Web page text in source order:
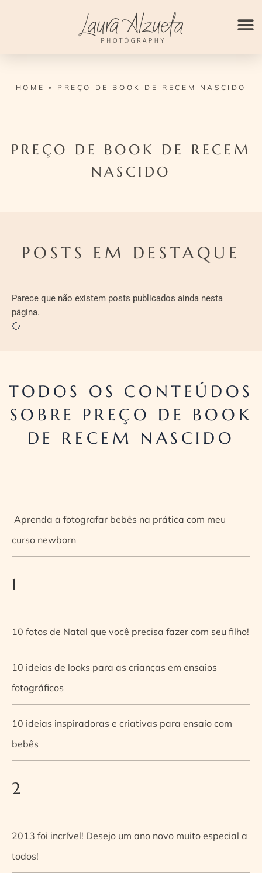
HOME » PREÇO DE BOOK DE RECEM NASCIDO
PREÇO DE BOOK DE RECEM
NASCIDO
POSTS EM DESTAQUE
Parece que não existem posts publicados ainda nesta
página.
TODOS OS CONTEÚDOS
SOBRE PREÇO DE BOOK
DE RECEM NASCIDO
Aprenda a fotografar bebês na prática com meu
curso newborn
1
10 fotos de Natal que você precisa fazer com seu filho!
10 ideias de looks para as crianças em ensaios
fotográficos
10 ideias inspiradoras e criativas para ensaio com
bebês
2
2013 foi incrível! Desejo um ano novo muito especial a
todos!